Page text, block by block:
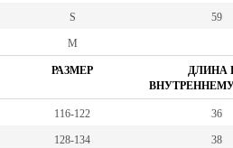
S 59
M
РАЗМЕР
ДЛИНА
116-122 36
128-134 38